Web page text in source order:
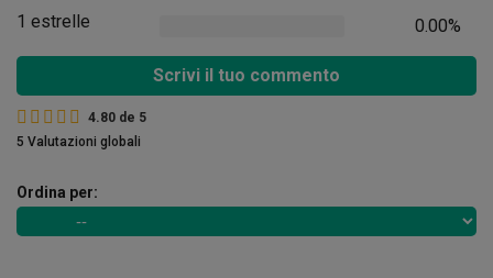
1 estrelle
0.00%
Scrivi il tuo commento
4.80 de 5
5 Valutazioni globali
Ordina per: